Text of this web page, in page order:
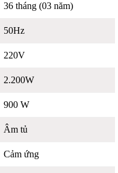
36 tháng (03 năm)
50Hz
220V
2.200W
900 W
Âm tủ
Cảm ứng